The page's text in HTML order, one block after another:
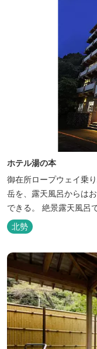
ホテル湯の本
御在所ロープウェイ乗
岳を、露天風呂からは
できる。 絶景露天風呂
北勢